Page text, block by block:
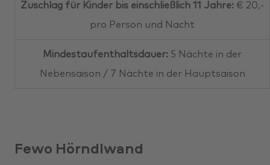
Zuschlag für Kinder bis einschließlich 11 Jahre: € 20,-
pro Person und Nacht
Mindestaufenthaltsdauer: 5 Nächte in der
Nebensaison / 7 Nächte in der Hauptsaison
Fewo Hörndlwand